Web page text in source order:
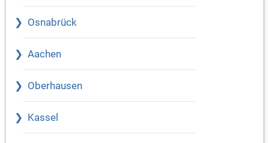
Osnabrück
Aachen
Oberhausen
Kassel